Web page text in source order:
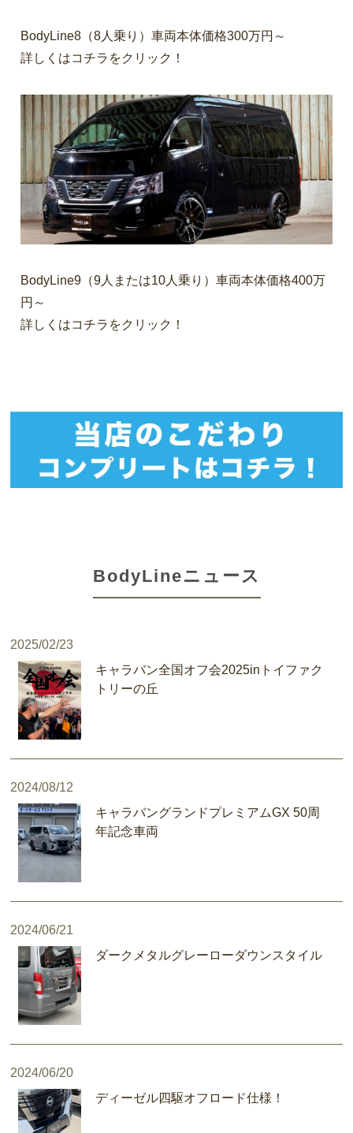
BodyLine8（8人乗り）車両本体価格300万円～
詳しくはコチラをクリック！
BodyLine9（9人または10人乗り）車両本体価格400万
円～
詳しくはコチラをクリック！
BodyLineニュース
2025/02/23
キャラバン全国オフ会2025inトイファク
トリーの丘
2024/08/12
キャラバングランドプレミアムGX 50周
年記念車両
2024/06/21
ダークメタルグレーローダウンスタイル
2024/06/20
ディーゼル四駆オフロード仕様！